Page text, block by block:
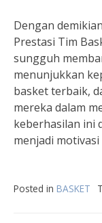
Dengan
Prestasi Tim
sungguh
menunjukkan
basket terbaik,
mereka dalam
keberhasilan ini
menjadi
Posted in BASKET